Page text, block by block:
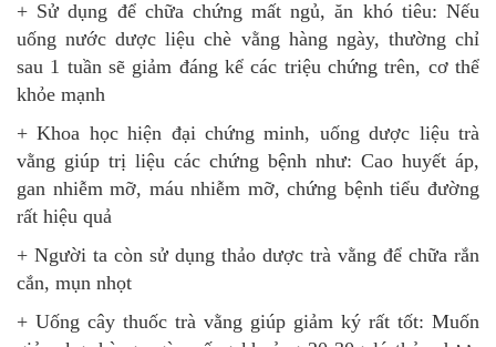
+ Sử dụng để chữa chứng mất ngủ, ăn khó tiêu: Nếu
uống nước dược liệu chè vằng hàng ngày, thường chỉ
sau 1 tuần sẽ giảm đáng kể các triệu chứng trên, cơ thể
khỏe mạnh
+ Khoa học hiện đại chứng minh, uống dược liệu trà
vằng giúp trị liệu các chứng bệnh như: Cao huyết áp,
gan nhiễm mỡ, máu nhiễm mỡ, chứng bệnh tiểu đường
rất hiệu quả
+ Người ta còn sử dụng thảo dược trà vằng để chữa rắn
cắn, mụn nhọt
+ Uống cây thuốc trà vằng giúp giảm ký rất tốt: Muốn